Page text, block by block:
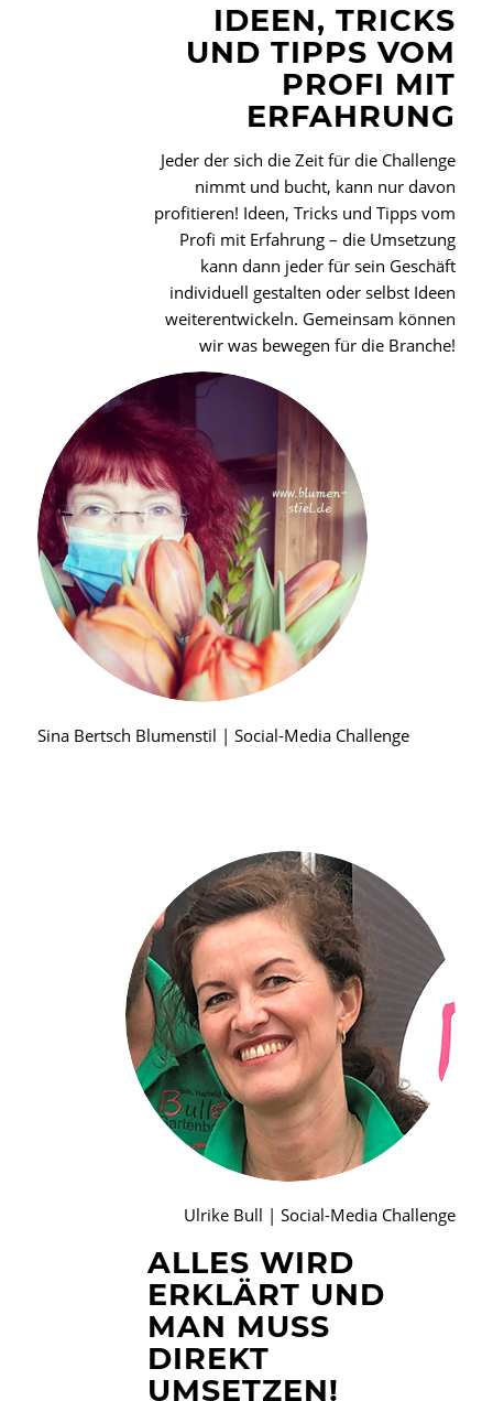
IDEEN, TRICKS
UND TIPPS VOM
PROFI MIT
ERFAHRUNG
Jeder der sich die Zeit für die Challenge
nimmt und bucht, kann nur davon
profitieren! Ideen, Tricks und Tipps vom
Profi mit Erfahrung – die Umsetzung
kann dann jeder für sein Geschäft
individuell gestalten oder selbst Ideen
weiterentwickeln. Gemeinsam können
wir was bewegen für die Branche!
Sina Bertsch Blumenstil | Social-Media Challenge
Ulrike Bull | Social-Media Challenge
ALLES WIRD
ERKLÄRT UND
MAN MUSS
DIREKT
UMSETZEN!